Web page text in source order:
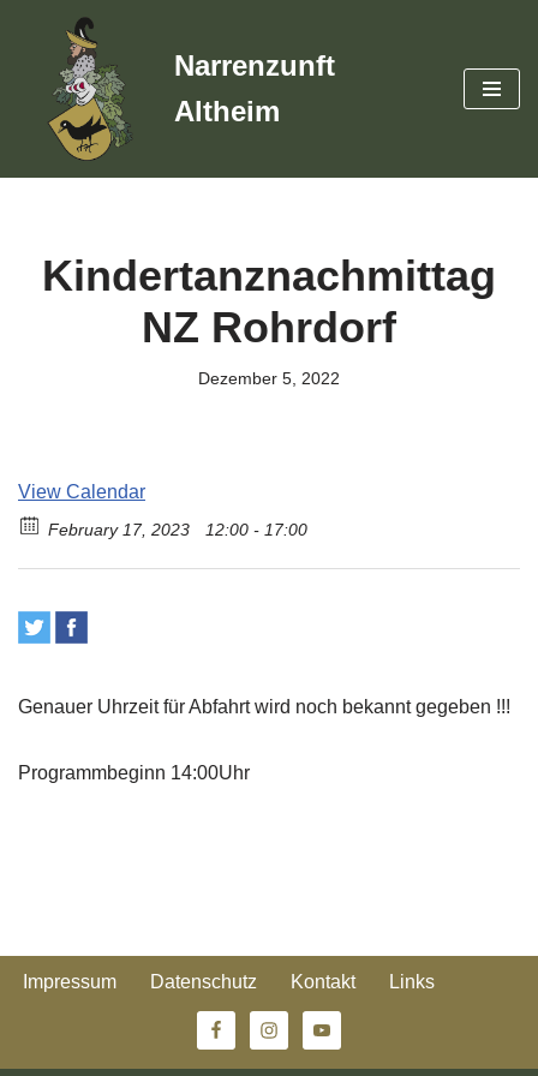
Inhalt
springen
Narrenzunft
Altheim
Kindertanznachmittag
NZ Rohrdorf
Dezember 5, 2022
View Calendar
February 17, 2023 12:00 - 17:00
Genauer Uhrzeit für Abfahrt wird noch bekannt gegeben !!!
Programmbeginn 14:00Uhr
Impressum Datenschutz Kontakt Links